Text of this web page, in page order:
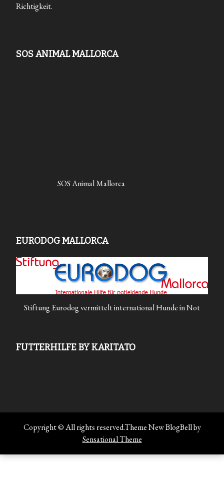
Richtigkeit.
SOS ANIMAL MALLORCA
SOS Animal Mallorca
EURODOG MALLORCA
Stiftung Eurodog vermittelt international Hunde in Not
FUTTERHILFE BY KARITATO
Copyright © All rights reserved.Theme New BlogBell by
Sensational Theme